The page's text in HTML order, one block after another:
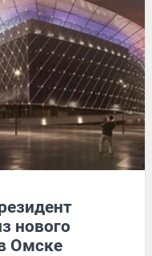
нового
Омске